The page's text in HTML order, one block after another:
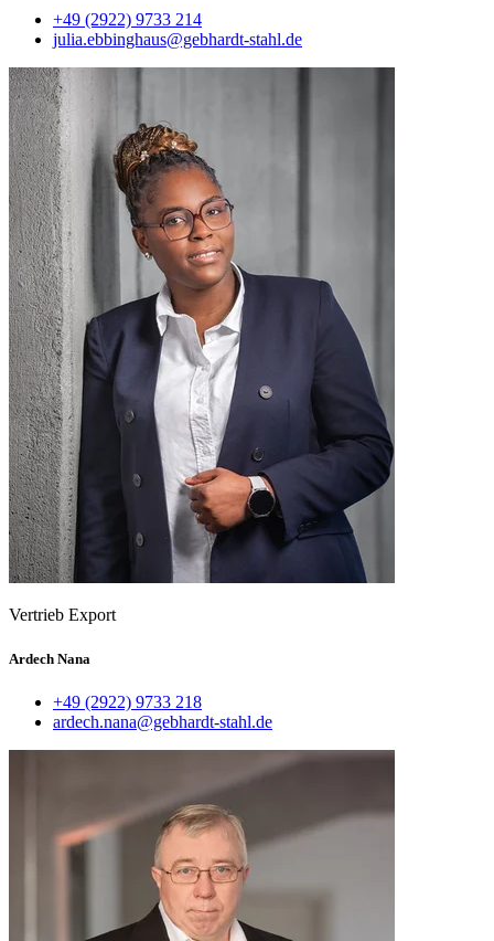
+49 (2922) 9733 214
julia.ebbinghaus@gebhardt-stahl.de
Vertrieb Export
Ardech Nana
+49 (2922) 9733 218
ardech.nana@gebhardt-stahl.de